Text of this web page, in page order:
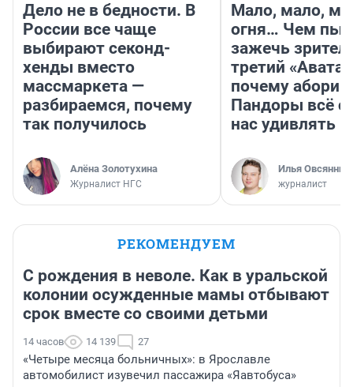
Дело не в бедности. В
России все чаще
выбирают секонд-
хенды вместо
массмаркета —
разбираемся, почему
так получилось
Алёна Золотухина
Журналист НГС
Мало, мало,
огня… Чем
зажечь
третий
почему
Пандоры всё
нас удивлять
Илья
журналист
РЕКОМЕНДУЕМ
С рождения в неволе. Как в уральской
колонии осужденные мамы отбывают
срок вместе со своими детьми
14 часов 14 139 27
«Четыре месяца больничных»: в Ярославле
автомобилист изувечил пассажира «Яавтобуса»